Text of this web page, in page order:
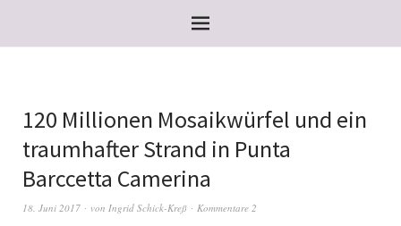
120 Millionen Mosaikwürfel und ein
traumhafter Strand in Punta
Barccetta Camerina
18. Juni 2017 von Ingrid Schick-Kreß Kommentare 2